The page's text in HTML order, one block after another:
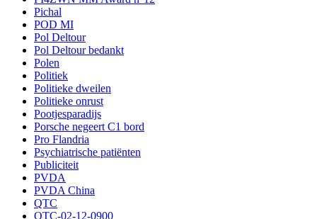
Pichal
POD MI
Pol Deltour
Pol Deltour bedankt
Polen
Politiek
Politieke dweilen
Politieke onrust
Pootjesparadijs
Porsche negeert C1 bord
Pro Flandria
Psychiatrische patiënten
Publiciteit
PVDA
PVDA China
QTC
QTC-02-12-0900